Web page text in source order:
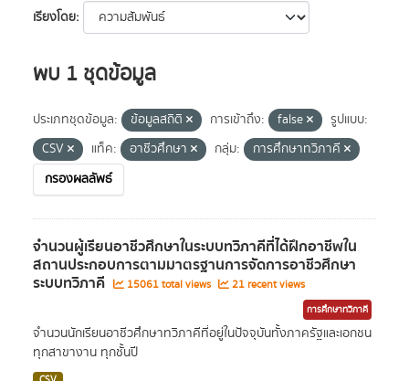
เรียงโดย
พบ 1 ชุดข้อมูล
ประเภทชุดข้อมูล: ข้อมูลสถิติ การเข้าถึง: false
รูปแบบ:
CSV
แท็ค: อาชีวศึกษา กลุ่ม:
การศึกษาทวิภาคี
กรองผลลัพธ์
จำนวนผู้เรียนอาชีวศึกษาในระบบทวิภาคีที่ได้ฝึกอาชีพใน
สถานประกอบการตามมาตรฐานการจัดการอาชีวศึกษา
ระบบทวิภาคี 15061 total views 21 recent views
การศึกษาทวิภาคี
จำนวนนักเรียนอาชีวศึกษาทวิภาคีที่อยู่ในปัจจุบันทั้งภาครัฐและเอกชน
ทุกสาขางาน ทุกชั้นปี